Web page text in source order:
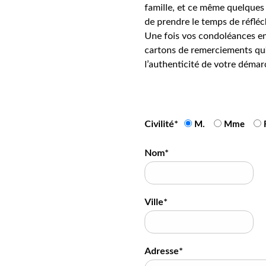
famille, et ce même
de prendre le temps de
Une fois vos condoléances
cartons de remerciements
l’authenticité de votre
Civilité* M. Mme
Nom*
Ville*
Adresse*